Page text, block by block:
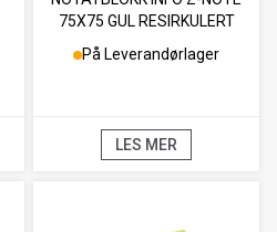
75X75 GUL RESIRKULERT
På Leverandørlager
LES MER